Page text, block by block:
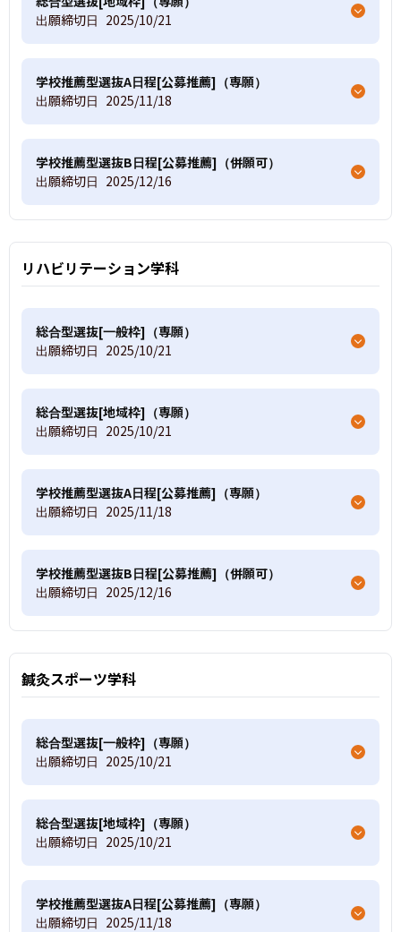
出願締切日 2025/10/21
学校推薦型選抜A日程[公募推薦]（専願）
出願締切日 2025/11/18
学校推薦型選抜B日程[公募推薦]（併願可）
出願締切日 2025/12/16
リハビリテーション学科
総合型選抜[一般枠]（専願）
出願締切日 2025/10/21
総合型選抜[地域枠]（専願）
出願締切日 2025/10/21
学校推薦型選抜A日程[公募推薦]（専願）
出願締切日 2025/11/18
学校推薦型選抜B日程[公募推薦]（併願可）
出願締切日 2025/12/16
鍼灸スポーツ学科
総合型選抜[一般枠]（専願）
出願締切日 2025/10/21
総合型選抜[地域枠]（専願）
出願締切日 2025/10/21
学校推薦型選抜A日程[公募推薦]（専願）
出願締切日 2025/11/18